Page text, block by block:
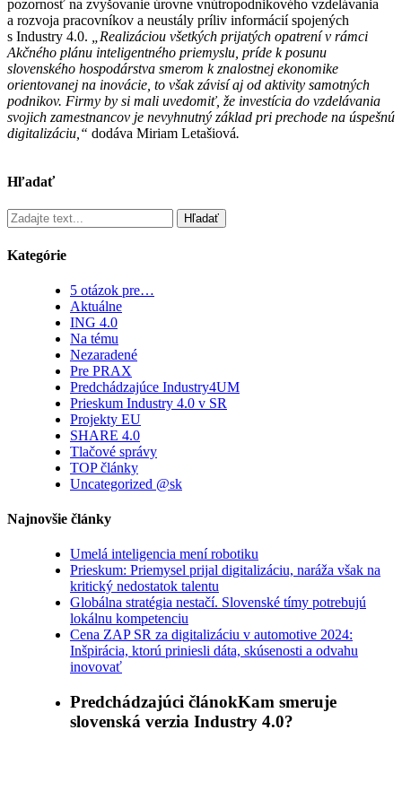
pozornosť na zvyšovanie úrovne vnútropodnikového vzdelávania
a rozvoja pracovníkov a neustály príliv informácií spojených
s Industry 4.0.
„Realizáciou všetkých prijatých opatrení v rámci
Akčného plánu inteligentného priemyslu, príde k posunu
slovenského hospodárstva smerom k znalostnej ekonomike
orientovanej na inovácie, to však závisí aj od aktivity samotných
podnikov. Firmy by si mali uvedomiť, že investícia do vzdelávania
svojich zamestnancov je nevyhnutný základ pri prechode na úspešnú
digitalizáciu,“ dodáva Miriam Letašiová.
Hľadať
Hľadať
Kategórie
5 otázok pre…
Aktuálne
ING 4.0
Na tému
Nezaradené
Pre PRAX
Predchádzajúce Industry4UM
Prieskum Industry 4.0 v SR
Projekty EU
SHARE 4.0
Tlačové správy
TOP články
Uncategorized @sk
Najnovšie články
Umelá inteligencia mení robotiku
Prieskum: Priemysel prijal digitalizáciu, naráža však na
kritický nedostatok talentu
Globálna stratégia nestačí. Slovenské tímy potrebujú
lokálnu kompetenciu
Cena ZAP SR za digitalizáciu v automotive 2024:
Inšpirácia, ktorú priniesli dáta, skúsenosti a odvahu
inovovať
Predchádzajúci článokKam smeruje
slovenská verzia Industry 4.0?